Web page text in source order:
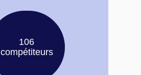
106
compétiteurs